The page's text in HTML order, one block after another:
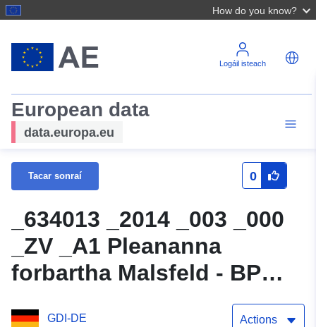
How do you know?
Logáil isteach
European data
data.europa.eu
Tacar sonraí 0
_634013 _2014 _003 _000
_ZV _A1 Pleananna
forbartha Malsfeld - BP
634013 2014 003 000 ZV A1
GDI-DE Actions